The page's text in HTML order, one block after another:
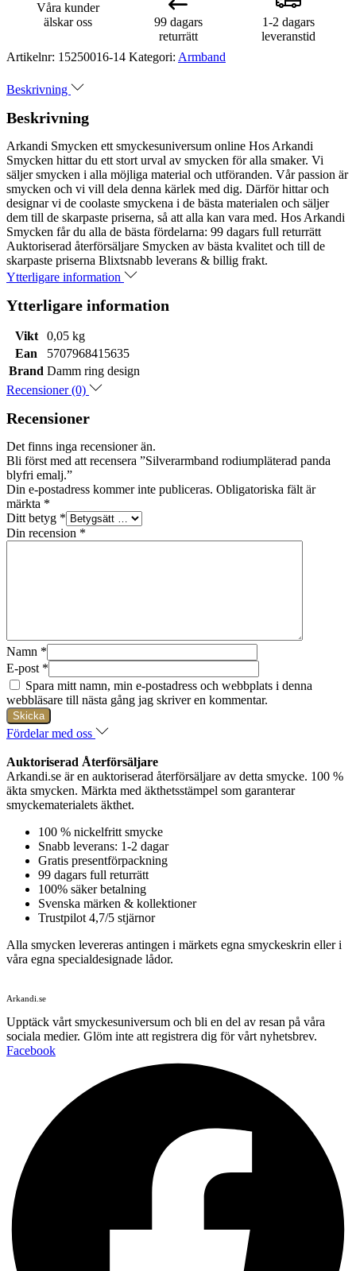
Våra kunder
älskar oss
99 dagars
returrätt
1-2 dagars
leveranstid
Artikelnr: 15250016-14 Kategori: Armband
Beskrivning
Beskrivning
Arkandi Smycken ett smyckesuniversum online Hos Arkandi
Smycken hittar du ett stort urval av smycken för alla smaker. Vi
säljer smycken i alla möjliga material och utföranden. Vår passion är
smycken och vi vill dela denna kärlek med dig. Därför hittar och
designar vi de coolaste smyckena i de bästa materialen och säljer
dem till de skarpaste priserna, så att alla kan vara med. Hos Arkandi
Smycken får du alla de bästa fördelarna: 99 dagars full returrätt
Auktoriserad återförsäljare Smycken av bästa kvalitet och till de
skarpaste priserna Blixtsnabb leverans & billig frakt.
Ytterligare information
Ytterligare information
Vikt
0,05 kg
Ean
5707968415635
Brand Damm ring design
Recensioner (0)
Recensioner
Det finns inga recensioner än.
Bli först med att recensera ”Silverarmband rodiumpläterad panda
blyfri emalj.”
Din e-postadress kommer inte publiceras. Obligatoriska fält är
märkta *
Ditt betyg *
Din recension *
Namn *
E-post *
Spara mitt namn, min e-postadress och webbplats i denna
webbläsare till nästa gång jag skriver en kommentar.
Fördelar med oss
Auktoriserad Återförsäljare
Arkandi.se är en auktoriserad återförsäljare av detta smycke. 100 %
äkta smycken. Märkta med äkthetsstämpel som garanterar
smyckematerialets äkthet.
100 % nickelfritt smycke
Snabb leverans: 1-2 dagar
Gratis presentförpackning
99 dagars full returrätt
100% säker betalning
Svenska märken & kollektioner
Trustpilot 4,7/5 stjärnor
Alla smycken levereras antingen i märkets egna smyckeskrin eller i
våra egna specialdesignade lådor.
Arkandi.se
Upptäck vårt smyckesuniversum och bli en del av resan på våra
sociala medier. Glöm inte att registrera dig för vårt nyhetsbrev.
Facebook